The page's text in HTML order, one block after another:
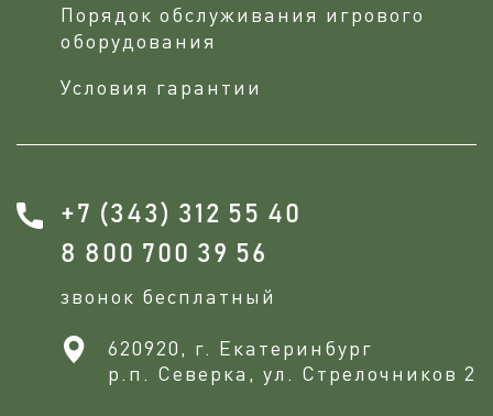
Порядок обслуживания игрового
оборудования
Условия гарантии
+7 (343) 312 55 40
8 800 700 39 56
звонок бесплатный
620920, г. Екатеринбург
р.п. Северка, ул. Стрелочников 2